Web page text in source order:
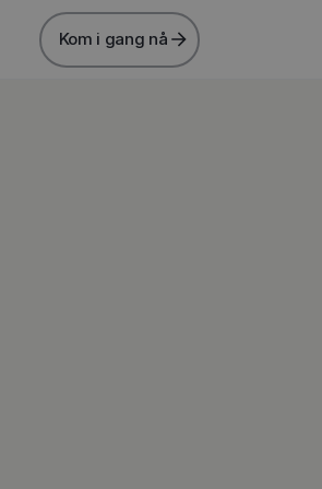
Kom i gang nå